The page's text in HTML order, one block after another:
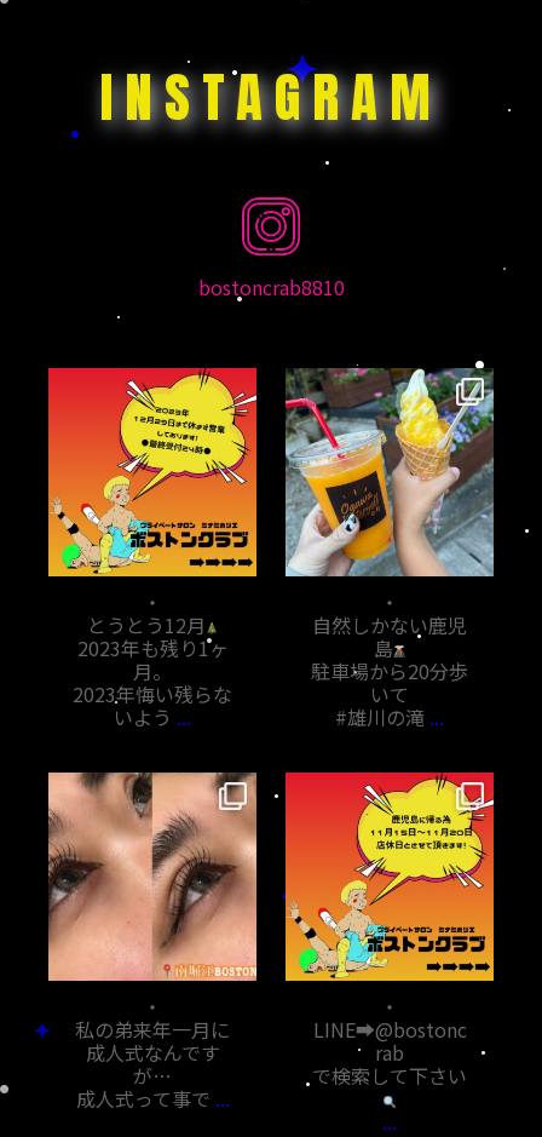
INSTAGRAM
bostoncrab8810
bostoncrab8810
12月 1
・
とうとう12月
2023年も残り1ヶ
月。
2023年悔い残らな
いよう ...
bostoncrab8810
11月 7
・
自然しかない鹿児
島
駐車場から20分歩
いて
#雄川の滝 ...
bostoncrab8810
11月 7
・
私の弟来年一月に
成人式なんです
が…
成人式って事で ...
bostoncrab8810
11月 6
・
LINE➡︎@bostonc
rab
で検索して下さい
...